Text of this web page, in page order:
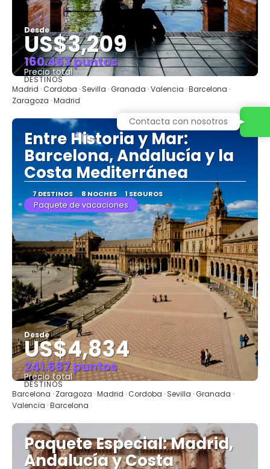
Desde
US$3,209
160.463 puntos
Precio total
Ver
DESTINOS
Madrid · Cordoba · Sevilla · Granada · Valencia · Barcelona ·
Zaragoza · Madrid
Entre Historia y Mar:
Barcelona, Andalucía y la
Costa Mediterránea
7 DESTINOS 8 NOCHES 1 SEGUROS
Paquete de vacaciones
Desde
US$4,834
241.687 puntos
Precio total
Ver
DESTINOS
Barcelona · Zaragoza · Madrid · Cordoba · Sevilla · Granada ·
Valencia · Barcelona
Paquete Especial: Madrid,
Andalucía y Costa
Contacta con nosotros